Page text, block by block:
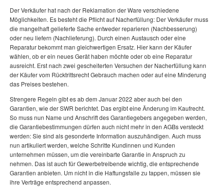
Der Verkäufer hat nach der Reklamation der Ware verschiedene
Möglichkeiten. Es besteht die Pflicht auf Nacherfüllung: Der Verkäufer muss
die mangelhaft gelieferte Sache entweder reparieren (Nachbesserung)
oder neu liefern (Nachlieferung). Durch einen Austausch oder eine
Reparatur bekommt man gleichwertigen Ersatz. Hier kann der Käufer
wählen, ob er ein neues Gerät haben möchte oder ob eine Reparatur
ausreicht. Erst nach zwei gescheiterten Versuchen der Nacherfüllung kann
der Käufer vom Rücktrittsrecht Gebrauch machen oder auf eine Minderung
das Preises bestehen.
Strengere Regeln gibt es ab dem Januar 2022 aber auch bei den
Garantien, wie der SWR berichtet. Das ergibt eine Änderung im Kaufrecht.
So muss nun Name und Anschrift des Garantiegebers angegeben werden,
die Garantiebestimmungen dürfen auch nicht mehr in den AGBs versteckt
werden: Sie sind als gesonderte Information auszuhändigen. Auch muss
nun artikuliert werden, welche Schritte Kundinnen und Kunden
unternehmen müssen, um die vereinbarte Garantie in Anspruch zu
nehmen. Das ist auch für Gewerbetreibende wichtig, die entsprechende
Garantien anbieten. Um nicht in die Haftungsfalle zu tappen, müssen sie
ihre Verträge entsprechend anpassen.